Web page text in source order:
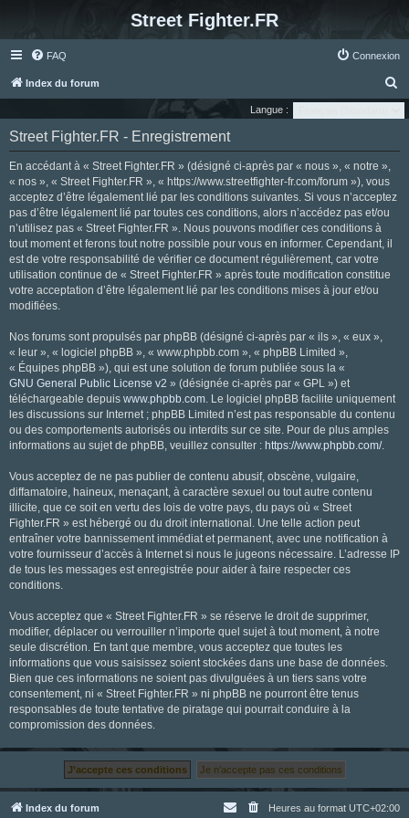
Street Fighter.FR
FAQ Connexion
Index du forum
e
Langue :
Street Fighter.FR - Enregistrement
En accédant à « Street Fighter.FR » (désigné ci-après par « nous », « notre »,
« nos », « Street Fighter.FR », « https://www.streetfighter-fr.com/forum »), vous
acceptez d’être légalement lié par les conditions suivantes. Si vous n’acceptez
pas d’être légalement lié par toutes ces conditions, alors n’accédez pas et/ou
n’utilisez pas « Street Fighter.FR ». Nous pouvons modifier ces conditions à
tout moment et ferons tout notre possible pour vous en informer. Cependant, il
est de votre responsabilité de vérifier ce document régulièrement, car votre
utilisation continue de « Street Fighter.FR » après toute modification constitue
votre acceptation d’être légalement lié par les conditions mises à jour et/ou
modifiées.
Nos forums sont propulsés par phpBB (désigné ci-après par « ils », « eux »,
« leur », « logiciel phpBB », « www.phpbb.com », « phpBB Limited »,
« Équipes phpBB »), qui est une solution de forum publiée sous la «
GNU General Public License v2 » (désignée ci-après par « GPL ») et
téléchargeable depuis www.phpbb.com. Le logiciel phpBB facilite uniquement
les discussions sur Internet ; phpBB Limited n’est pas responsable du contenu
ou des comportements autorisés ou interdits sur ce site. Pour de plus amples
informations au sujet de phpBB, veuillez consulter : https://www.phpbb.com/.
Vous acceptez de ne pas publier de contenu abusif, obscène, vulgaire,
diffamatoire, haineux, menaçant, à caractère sexuel ou tout autre contenu
illicite, que ce soit en vertu des lois de votre pays, du pays où « Street
Fighter.FR » est hébergé ou du droit international. Une telle action peut
entraîner votre bannissement immédiat et permanent, avec une notification à
votre fournisseur d’accès à Internet si nous le jugeons nécessaire. L’adresse IP
de tous les messages est enregistrée pour aider à faire respecter ces
conditions.
Vous acceptez que « Street Fighter.FR » se réserve le droit de supprimer,
modifier, déplacer ou verrouiller n’importe quel sujet à tout moment, à notre
seule discrétion. En tant que membre, vous acceptez que toutes les
informations que vous saisissez soient stockées dans une base de données.
Bien que ces informations ne soient pas divulguées à un tiers sans votre
consentement, ni « Street Fighter.FR » ni phpBB ne pourront être tenus
responsables de toute tentative de piratage qui pourrait conduire à la
compromission des données.
Index du forum Heures au format UTC+02:00